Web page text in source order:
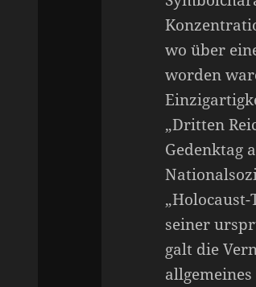
wo über
worden
„Dritten
Gedenktag
seiner
galt die